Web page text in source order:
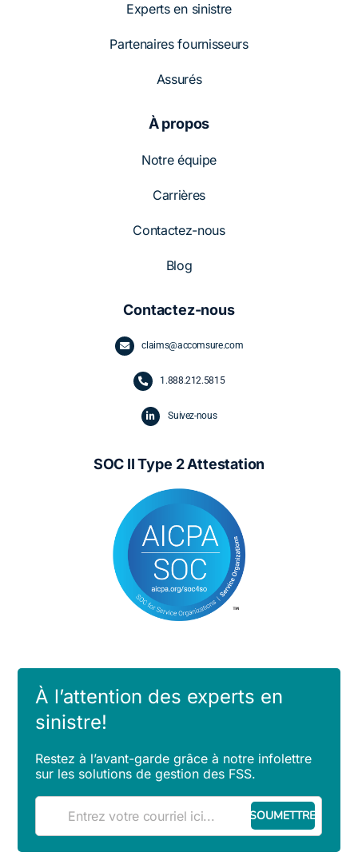
Experts en sinistre
Partenaires fournisseurs
Assurés
À propos
Notre équipe
Carrières
Contactez-nous
Blog
Contactez-nous
claims@accomsure.com
1.888.212.5815
Suivez-nous
SOC II Type 2 Attestation
À l’attention des experts en
sinistre!
Restez à l’avant-garde grâce à notre infolettre
sur les solutions de gestion des FSS.
(Obligatoire)